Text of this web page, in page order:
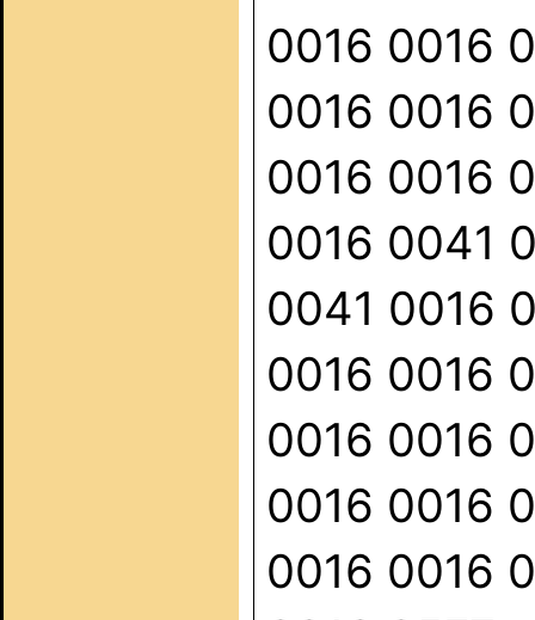
0016 0016
0016 0016
0016 0016
0016 0041
0041 0016
0016 0016
0016 0016
0016 0016
0016 0016